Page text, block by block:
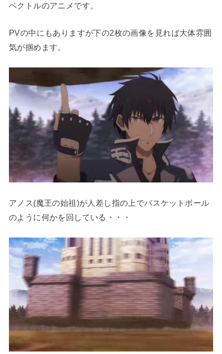
ベクトルのアニメです。
PVの中にもありますが下の2枚の画像を見れば大体雰囲
気が掴めます。
アノス(魔王の始祖)が人差し指の上でバスケットボール
のように何かを回している・・・